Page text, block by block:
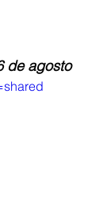
de agosto